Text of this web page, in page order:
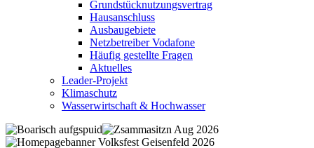
Grundstücknutzungsvertrag
Hausanschluss
Ausbaugebiete
Netzbetreiber Vodafone
Häufig gestellte Fragen
Aktuelles
Leader-Projekt
Klimaschutz
Wasserwirtschaft & Hochwasser